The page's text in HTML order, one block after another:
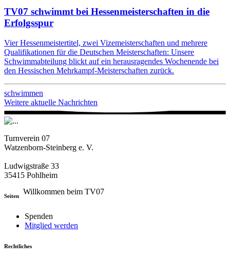
Willkommen beim TV07
TV07 schwimmt bei Hessenmeisterschaften in die
Erfolgsspur
Vier Hessenmeistertitel, zwei Vizemeisterschaften und mehrere
Qualifikationen für die Deutschen Meisterschaften: Unsere
Schwimmabteilung blickt auf ein herausragendes Wochenende bei
den Hessischen Mehrkampf-Meisterschaften zurück.
schwimmen
Weitere aktuelle Nachrichten
Turnverein 07
Watzenborn-Steinberg e. V.
Ludwigstraße 33
35415 Pohlheim
Seiten
Spenden
Mitglied werden
Rechtliches